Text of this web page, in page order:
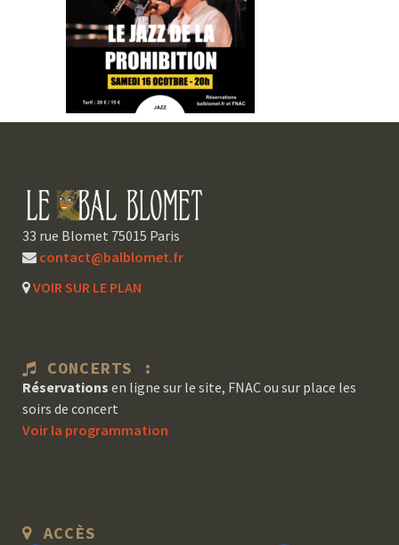
33 rue Blomet 75015 Paris
contact@balblomet.fr
VOIR SUR LE PLAN
CONCERTS :
Réservations en ligne sur le site, FNAC ou sur place les
soirs de concert
Voir la programmation
ACCÈS